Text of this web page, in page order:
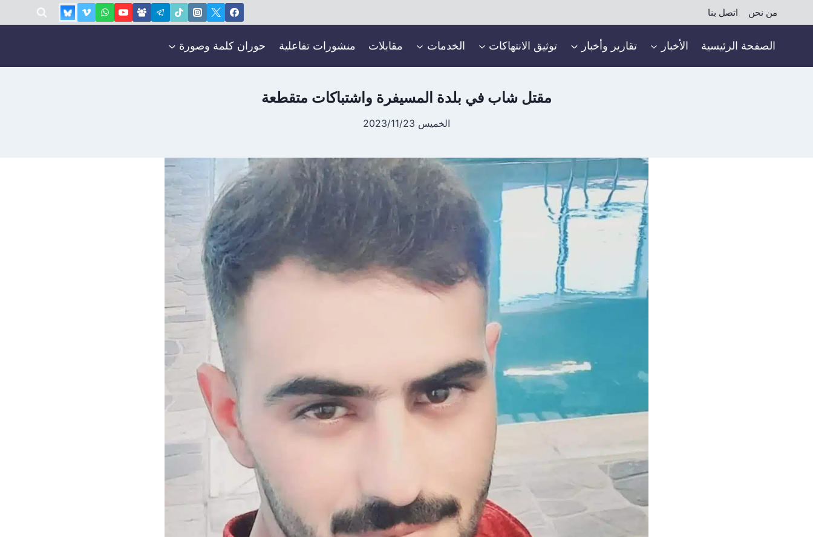
إلى
من نحن اتصل بنا
الصفحة الرئيسية الأخبار تقارير وأخبار توثيق الانتهاكات الخدمات مقابلات منشورات تفاعلية حوران كلمة وصورة
مقتل شاب في بلدة المسيفرة واشتباكات متقطعة
الخميس 2023/11/23